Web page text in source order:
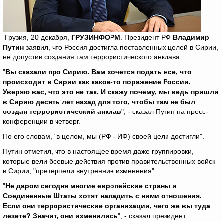
Грузия, 20 декабря, ГРУЗИНФОРМ . Президент РФ Владимир
Путин заявил, что Россия достигла поставленных целей в Сирии,
не допустив создания там террористического анклава.
"Вы сказали про Сирию. Вам хочется подать все, что
происходит в Сирии как какое-то поражение России.
Уверяю вас, что это не так. И скажу почему, мы ведь пришли
в Сирию десять лет назад для того, чтобы там не был
создан террористический анклав", - сказал Путин на пресс-
конференции в четверг.
По его словам, "в целом, мы (РФ - ИФ) своей цели достигли".
Путин отметил, что в настоящее время даже группировки,
которые вели боевые действия против правительственных войск
в Сирии, "претерпели внутренние изменения".
"Не даром сегодня многие европейские страны и
Соединенные Штаты хотят наладить с ними отношения.
Если они террористические организации, чего же вы туда
лезете? Значит, они изменились", - сказал президент.